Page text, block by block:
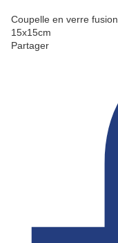
Coupelle en verre
15x15cm
Partager